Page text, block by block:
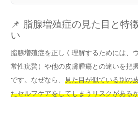
📌 脂腺増殖症の見た目と特
い
脂腺増殖症を正しく理解するためには、
常性疣贅）や他の皮膚腫瘍との違いを把
です。なぜなら、 見た目が似ている別の
たセルフケアをしてしまうリスクがある